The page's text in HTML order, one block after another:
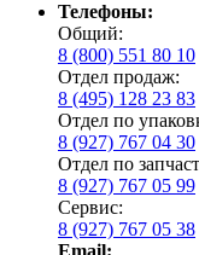
Телефоны:
Общий:
8 (800) 551 80 10
Отдел продаж:
8 (495) 128 23 83
Отдел по
8 (927) 767 04 30
Отдел по
8 (927) 767 05 99
Сервис:
8 (927) 767 05 38
Email: